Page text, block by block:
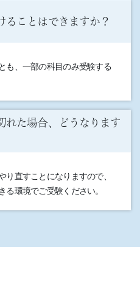
ることはできますか？
も、一部の科目のみ受験する
れた場合、どうなります
直すことになりますので、
環境でご受験ください。